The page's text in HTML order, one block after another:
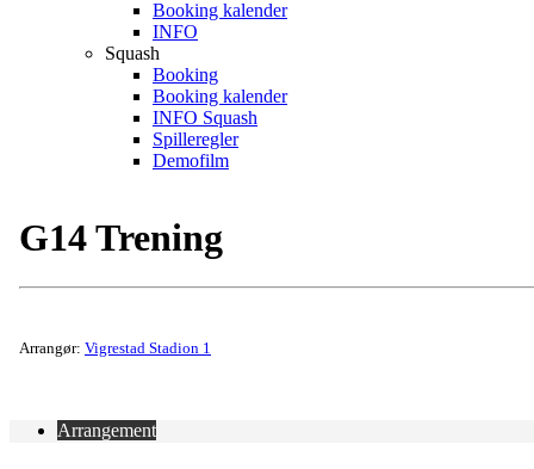
Booking kalender
INFO
Squash
Booking
Booking kalender
INFO Squash
Spilleregler
Demofilm
G14 Trening
Arrangør: Vigrestad Stadion 1
Arrangement